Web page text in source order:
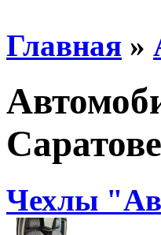
Главная »
Саратове
Чехлы